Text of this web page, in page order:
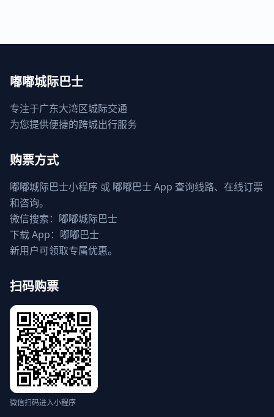
嘟嘟城际巴士
专注于广东大湾区城际交通
为您提供便捷的跨城出行服务
购票方式
嘟嘟城际巴士小程序 或 嘟嘟巴士 App 查询线路、在线订票
和咨询。
微信搜索：嘟嘟城际巴士
下载 App：嘟嘟巴士
新用户可领取专属优惠。
扫码购票
微信扫码进入小程序